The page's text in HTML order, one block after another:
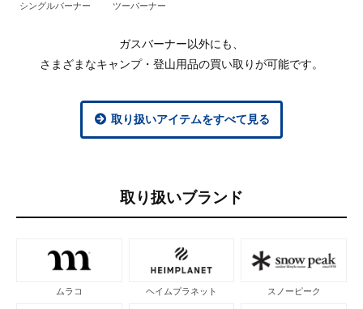
シングルバーナー ツーバーナー
ガスバーナー以外にも、
さまざまなキャンプ・登山用品の買い取りが可能です。
取り扱いアイテムをすべて見る
取り扱いブランド
ムラコ ヘイムプラネット スノーピーク